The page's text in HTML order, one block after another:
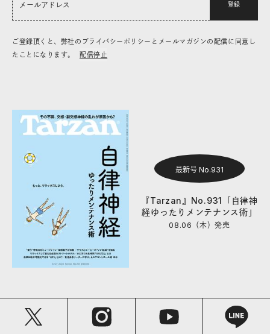
登録
ご登録頂くと、弊社のプライバシーポリシーとメールマガジンの配信に同意し
たことになります。
配信停止
最新号 No.931
『Tarzan』No.931「自律神
経ゆったりメンテナンス術」
08.06（木）発売